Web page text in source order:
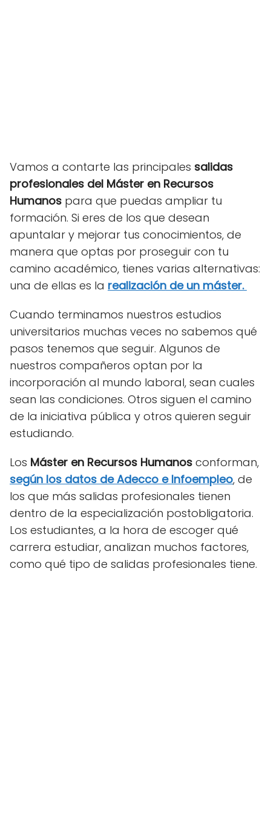
Vamos a contarte las principales salidas
profesionales del Máster en Recursos
Humanos para que puedas ampliar tu
formación. Si eres de los que desean
apuntalar y mejorar tus conocimientos, de
manera que optas por proseguir con tu
camino académico, tienes varias alternativas:
una de ellas es la realización de un máster.
Cuando terminamos nuestros estudios
universitarios muchas veces no sabemos qué
pasos tenemos que seguir. Algunos de
nuestros compañeros optan por la
incorporación al mundo laboral, sean cuales
sean las condiciones. Otros siguen el camino
de la iniciativa pública y otros quieren seguir
estudiando.
Los Máster en Recursos Humanos conforman,
según los datos de Adecco e Infoempleo, de
los que más salidas profesionales tienen
dentro de la especialización postobligatoria.
Los estudiantes, a la hora de escoger qué
carrera estudiar, analizan muchos factores,
como qué tipo de salidas profesionales tiene.